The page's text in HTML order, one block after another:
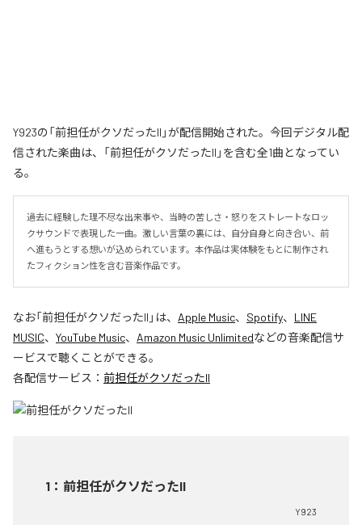
Y923の「前担任がクソだったII」が配信開始された。今回デジタル配
信された楽曲は、「前担任がクソだったII」を含む全1曲となってい
る。
過去に経験した理不尽な出来事や、当時の苦しさ・怒りをストレートなロッ
クサウンドで表現した一曲。激しい言葉の裏には、自分自身と向き合い、前
へ進もうとする想いが込められています。本作品は実体験をもとに制作され
たフィクション性を含む音楽作品です。
なお「前担任がクソだったII 」は、 Apple Music、 Spotify、 LINE
MUSIC、 YouTube Music、 Amazon Music Unlimitedなどの音楽配信サ
ービスで聴くことができる。
各配信サービス： 前担任がクソだったII
1 ： 前担任がクソだったII
Y923